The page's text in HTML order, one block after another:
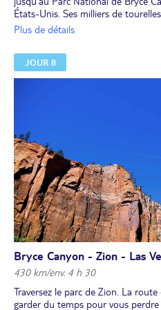
États-Unis. Ses milliers de
spectacle unique.
Plus de détails
JOUR 8
Bryce Canyon - Zion - Las
430 km/env. 4 h 30
Traversez le parc de Zion. La
garder du temps pour vous perdre